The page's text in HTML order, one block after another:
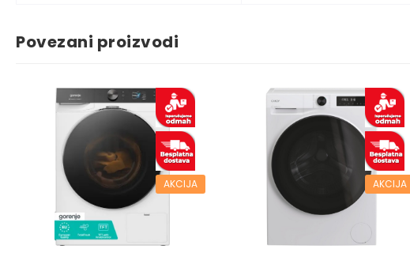
Povezani proizvodi
AKCIJA AKCIJA